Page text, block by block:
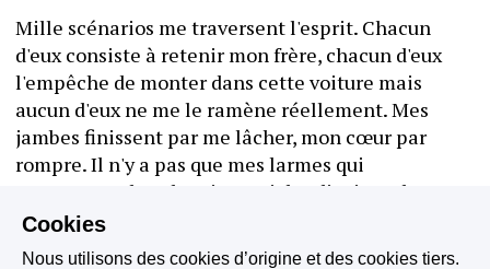
Mille scénarios me traversent l'esprit. Chacun
d'eux consiste à retenir mon frère, chacun d'eux
l'empêche de monter dans cette voiture mais
aucun d'eux ne me le ramène réellement. Mes
jambes finissent par me lâcher, mon cœur par
rompre. Il n'y a pas que mes larmes qui
rencontrent le sol mais aussi des dizaines d'autres
appartenant à des gens qui ne le connaissaient
même pas.
Cookies
Nous utilisons des cookies d’origine et des cookies tiers.